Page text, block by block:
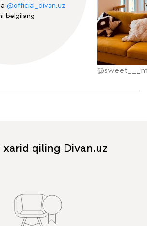
@official_divan.uz
belgilang
xarid qiling Divan.uz